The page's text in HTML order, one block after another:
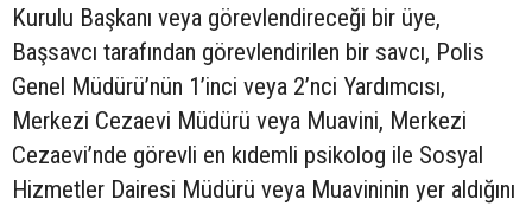
Kurulu Başkanı veya görevlendireceği bir üye,
Başsavcı tarafından görevlendirilen bir savcı, Polis
Genel Müdürü’nün 1’inci veya 2’nci Yardımcısı,
Merkezi Cezaevi Müdürü veya Muavini, Merkezi
Cezaevi’nde görevli en kıdemli psikolog ile Sosyal
Hizmetler Dairesi Müdürü veya Muavininin yer aldığını